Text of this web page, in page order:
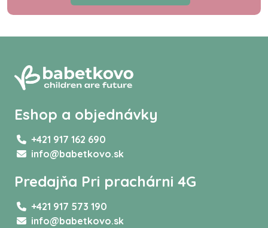
Eshop a objednávky
+421 917 162 690
info@babetkovo.sk
Predajňa Pri prachárni 4G
+421 917 573 190
info@babetkovo.sk